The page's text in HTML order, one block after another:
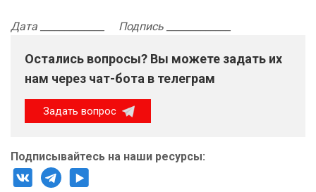
Дата _____________ Подпись _____________
Остались вопросы? Вы можете задать их
нам через чат-бота в телеграм
Задать вопрос
Подписывайтесь на наши ресурсы: